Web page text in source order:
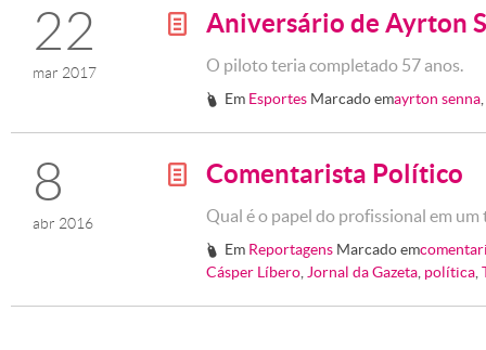
22
mar 2017
g Aniversário de Ayrton
O piloto teria completado 57 anos.
# Em Esportes Marcado emayrton senna
8
abr 2016
g Comentarista Político
Qual é o papel do profissional em
# Em Reportagens Marcado em
Cásper Líbero Jornal da Gazeta política